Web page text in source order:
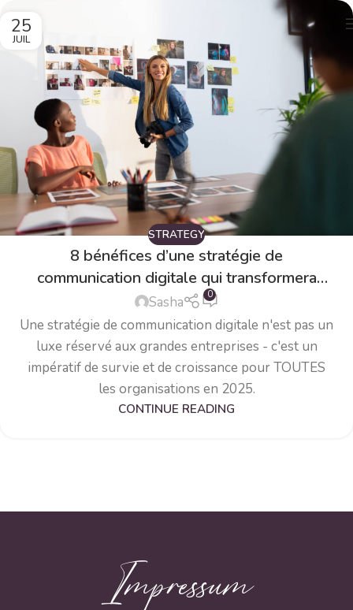
25
JUIL
STRATEGY
8 bénéfices d’une stratégie de
communication digitale qui transformera
votre business en 2025
Sasha 0
Une stratégie de communication digitale n'est pas un
luxe réservé aux grandes entreprises - c'est un
impératif de survie et de croissance pour TOUTES
les organisations en 2025.
CONTINUE READING
Impressum